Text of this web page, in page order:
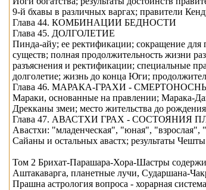
9-й бхaвы в различных варгах; правители
Глава 44. КОМБИНАЦИИ БЕДНОСТИ
Глава 45. ДОЛГОЛЕТИЕ
Пинда-айу; ее ректификации; сокращение
существ; полная продолжительность жизни
разъяснения и ректификации; специальные
долголетие; жизнь до конца Юги;
Глава 46. МАРАКА-ГРАХИ -
Мараки, основанные на правлении; Марака-
Дрекканы змеи; место жительства до
Глава 47. АВАСТХИ ГРАХ - СОСТОЯНИЯ
Авастхи: "младенческая", "юная",
Сaйаны и остальных авастх; результаты
Том 2 Брихат-Парaшара-Хора-Шастры
Аштакаварга, планетные лучи, Сударшана-
Прашна астрология вопроса - хорарная